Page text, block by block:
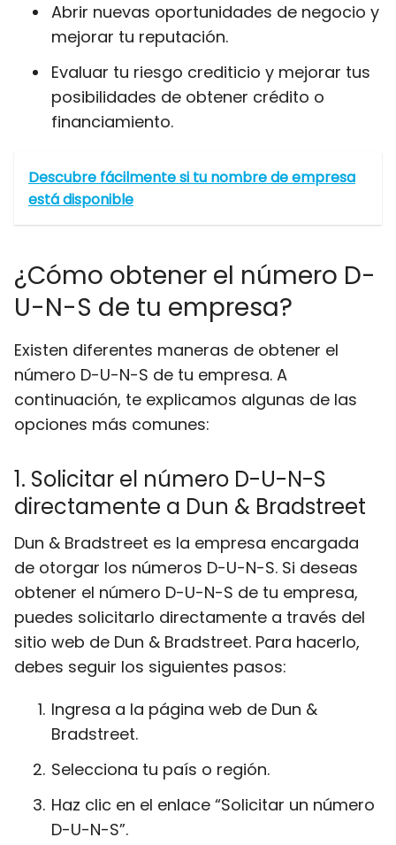
Abrir nuevas oportunidades de negocio y
mejorar tu reputación.
Evaluar tu riesgo crediticio y mejorar tus
posibilidades de obtener crédito o
financiamiento.
Descubre fácilmente si tu nombre de empresa
está disponible
¿Cómo obtener el número D-
U-N-S de tu empresa?
Existen diferentes maneras de obtener el
número D-U-N-S de tu empresa. A
continuación, te explicamos algunas de las
opciones más comunes:
1. Solicitar el número D-U-N-S
directamente a Dun & Bradstreet
Dun & Bradstreet es la empresa encargada
de otorgar los números D-U-N-S. Si deseas
obtener el número D-U-N-S de tu empresa,
puedes solicitarlo directamente a través del
sitio web de Dun & Bradstreet. Para hacerlo,
debes seguir los siguientes pasos:
Ingresa a la página web de Dun &
Bradstreet.
Selecciona tu país o región.
Haz clic en el enlace “Solicitar un número
D-U-N-S”.